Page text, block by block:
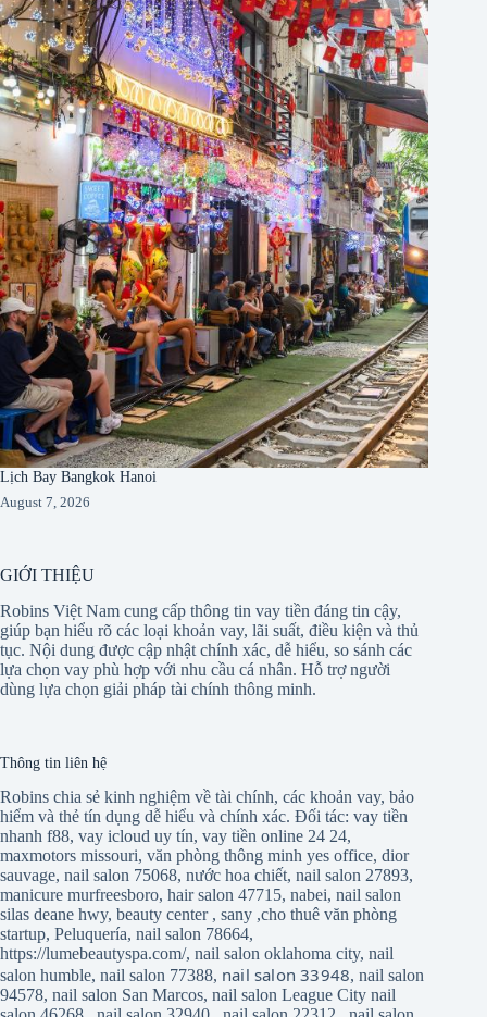
Lịch Bay Bangkok Hanoi
August 7, 2026
GIỚI THIỆU
Robins Việt Nam cung cấp thông tin vay tiền đáng tin cậy,
giúp bạn hiểu rõ các loại khoản vay, lãi suất, điều kiện và thủ
tục. Nội dung được cập nhật chính xác, dễ hiểu, so sánh các
lựa chọn vay phù hợp với nhu cầu cá nhân. Hỗ trợ người
dùng lựa chọn giải pháp tài chính thông minh.
Thông tin liên hệ
Robins chia sẻ kinh nghiệm về tài chính, các khoản vay, bảo
hiểm và thẻ tín dụng dễ hiểu và chính xác. Đối tác: vay tiền
nhanh f88, vay icloud uy tín, vay tiền online 24 24,
maxmotors missouri, văn phòng thông minh yes office, dior
sauvage, nail salon 75068, nước hoa chiết, nail salon 27893,
manicure murfreesboro, hair salon 47715, nabei, nail salon
silas deane hwy, beauty center, sany ,cho thuê văn phòng
startup, Peluquería, nail salon 78664,
https://lumebeautyspa.com/, nail salon oklahoma city, nail
salon humble, nail salon 77388, nail salon 33948,nail salon
94578, nail salon San Marcos, nail salon League City nail